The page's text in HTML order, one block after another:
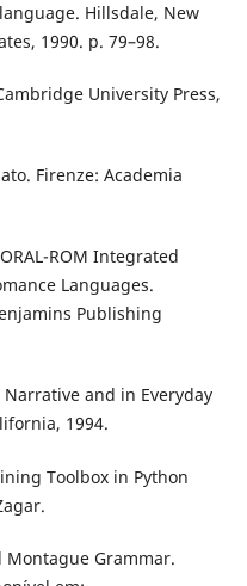
Hillsdale, New
1990. p. 79–98.
University Press,
Firenze: Academia
ROM Integrated
Languages.
Publishing
Narrative and in Everyday
1994.
Toolbox in Python
Montague Grammar.